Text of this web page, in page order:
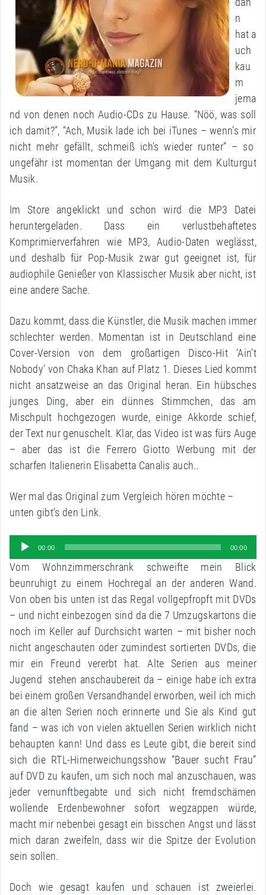
n
hat a
uch
kau
m
jema
nd von denen noch Audio-CDs zu Hause. “Nöö, was soll
ich damit?”, “Ach, Musik lade ich bei iTunes – wenn’s mir
nicht mehr gefällt, schmeiß ich’s wieder runter” – so
ungefähr ist momentan der Umgang mit dem Kulturgut
Musik.
Im Store angeklickt und schon wird die MP3 Datei
heruntergeladen. Dass ein verlustbehaftetes
Komprimierverfahren wie MP3, Audio-Daten weglässt,
und deshalb für Pop-Musik zwar gut geeignet ist, für
audiophile Genießer von Klassischer Musik aber nicht, ist
eine andere Sache.
Dazu kommt, dass die Künstler, die Musik machen immer
schlechter werden. Momentan ist in Deutschland eine
Cover-Version von dem großartigen Disco-Hit ‘Ain’t
Nobody’ von Chaka Khan auf Platz 1. Dieses Lied kommt
nicht ansatzweise an das Original heran. Ein hübsches
junges Ding, aber ein dünnes Stimmchen, das am
Mischpult hochgezogen wurde, einige Akkorde schief,
der Text nur genuschelt. Klar, das Video ist was fürs Auge
– aber das ist die Ferrero Giotto Werbung mit der
scharfen Italienerin Elisabetta Canalis auch..
Wer mal das Original zum Vergleich hören möchte –
unten gibt’s den Link.
Audio-
Player
00:00 00:00
Vom Wohnzimmerschrank schweifte mein Blick
beunruhigt zu einem Hochregal an der anderen Wand.
Von oben bis unten ist das Regal vollgepfropft mit DVDs
– und nicht einbezogen sind da die 7 Umzugskartons die
noch im Keller auf Durchsicht warten – mit bisher noch
nicht angeschauten oder zumindest sortierten DVDs, die
mir ein Freund vererbt hat. Alte Serien aus meiner
Jugend stehen anschaubereit da – einige habe ich extra
bei einem großen Versandhandel erworben, weil ich mich
an die alten Serien noch erinnerte und Sie als Kind gut
fand – was ich von vielen aktuellen Serien wirklich nicht
behaupten kann! Und dass es Leute gibt, die bereit sind
sich die RTL-Hirnerweichungsshow “Bauer sucht Frau”
auf DVD zu kaufen, um sich noch mal anzuschauen, was
jeder vernunftbegabte und sich nicht fremdschämen
wollende Erdenbewohner sofort wegzappen würde,
macht mir nebenbei gesagt ein bisschen Angst und lässt
mich daran zweifeln, dass wir die Spitze der Evolution
sein sollen.
Doch wie gesagt kaufen und schauen ist zweierlei.